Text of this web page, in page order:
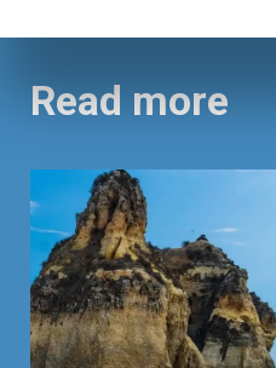
Read more